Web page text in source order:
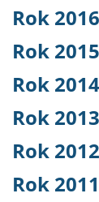
Rok 2016
Rok 2015
Rok 2014
Rok 2013
Rok 2012
Rok 2011